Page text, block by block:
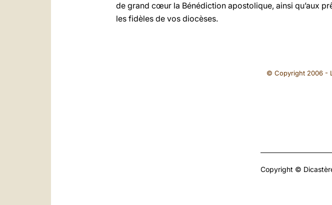
de grand cœur la Bénédiction apostolique, ainsi qu’aux
les fidèles de vos diocèses.
© Copyright 2006 -
Copyright ©